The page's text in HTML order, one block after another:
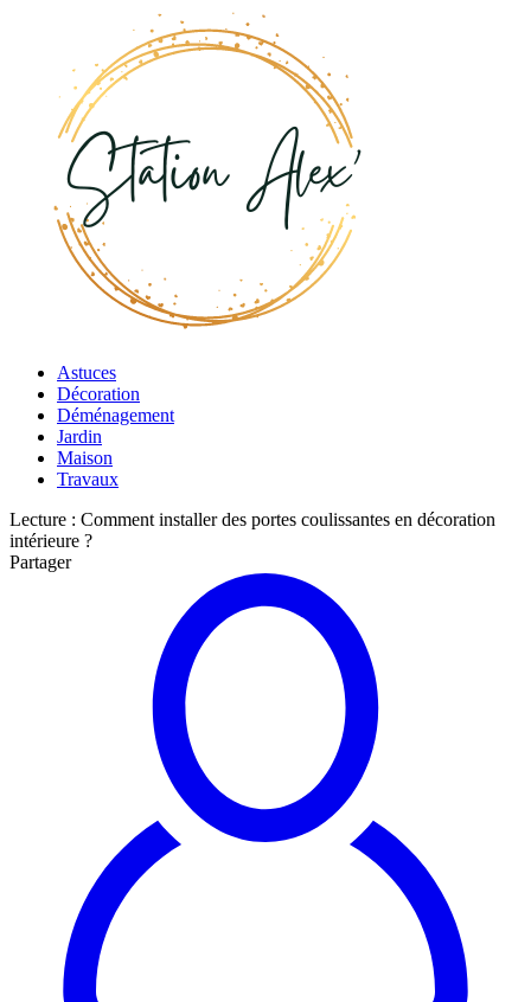
Astuces
Décoration
Déménagement
Jardin
Maison
Travaux
Lecture : Comment installer des portes coulissantes en décoration
intérieure ?
Partager